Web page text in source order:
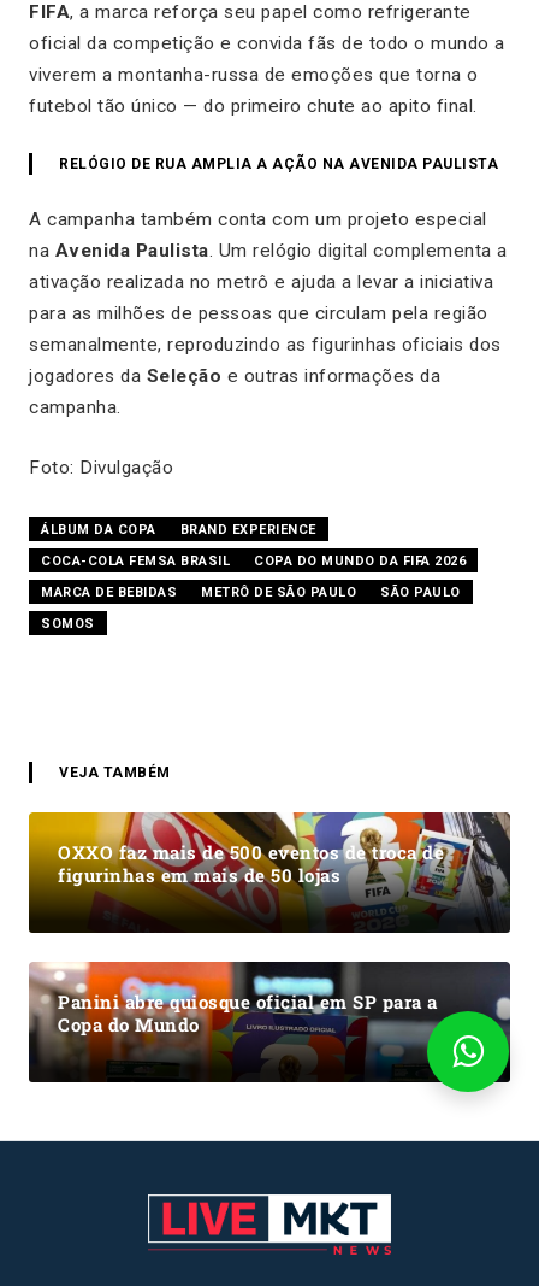
FIFA, a marca reforça seu papel como refrigerante
oficial da competição e convida fãs de todo o mundo a
viverem a montanha-russa de emoções que torna o
futebol tão único — do primeiro chute ao apito final.
RELÓGIO DE RUA AMPLIA A AÇÃO NA AVENIDA PAULISTA
A campanha também conta com um projeto especial
na Avenida Paulista. Um relógio digital complementa a
ativação realizada no metrô e ajuda a levar a iniciativa
para as milhões de pessoas que circulam pela região
semanalmente, reproduzindo as figurinhas oficiais dos
jogadores da Seleção e outras informações da
campanha.
Foto: Divulgação
ÁLBUM DA COPA
BRAND EXPERIENCE
COCA-COLA FEMSA BRASIL
COPA DO MUNDO DA FIFA 2026
MARCA DE BEBIDAS
METRÔ DE SÃO PAULO
SÃO PAULO
SOMOS
VEJA TAMBÉM
OXXO faz mais de 500 eventos de troca de
figurinhas em mais de 50 lojas
Panini abre quiosque oficial em SP para a
Copa do Mundo